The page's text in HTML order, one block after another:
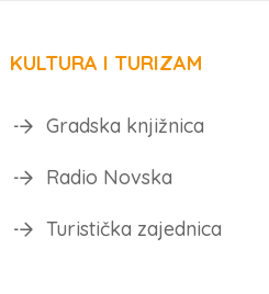
KULTURA I TURIZAM
Gradska knjižnica
Radio Novska
Turistička zajednica